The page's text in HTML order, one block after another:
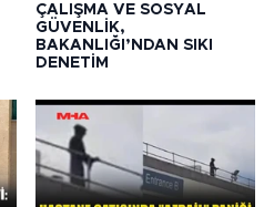
ÇALIŞMA VE SOSYAL
GÜVENLİK,
BAKANLIĞI’NDAN SIKI
DENETİM